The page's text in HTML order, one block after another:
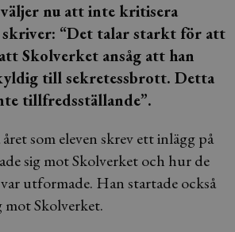
nu att inte kritisera
“Det talar starkt för att
Skolverket ansåg att han
till sekretessbrott. Detta
tillfredsställande”.
som eleven skrev ett inlägg på
sig mot Skolverket och hur de
utformade. Han startade också
mot Skolverket.